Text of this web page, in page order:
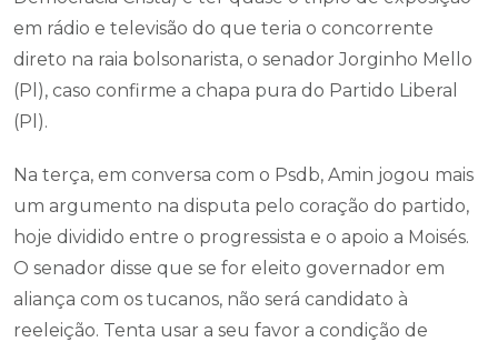
em rádio e televisão do que teria o concorrente
direto na raia bolsonarista, o senador Jorginho Mello
(Pl), caso confirme a chapa pura do Partido Liberal
(Pl).
Na terça, em conversa com o Psdb, Amin jogou mais
um argumento na disputa pelo coração do partido,
hoje dividido entre o progressista e o apoio a Moisés.
O senador disse que se for eleito governador em
aliança com os tucanos, não será candidato à
reeleição. Tenta usar a seu favor a condição de